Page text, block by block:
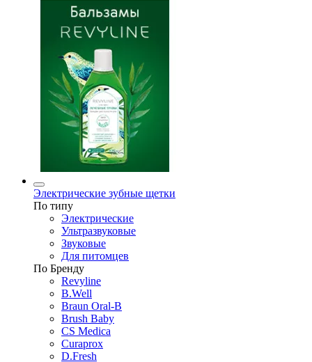
Электрические зубные щетки
По типу
Электрические
Ультразвуковые
Звуковые
Для питомцев
По Бренду
Revyline
B.Well
Braun Oral-B
Brush Baby
CS Medica
Curaprox
D.Fresh